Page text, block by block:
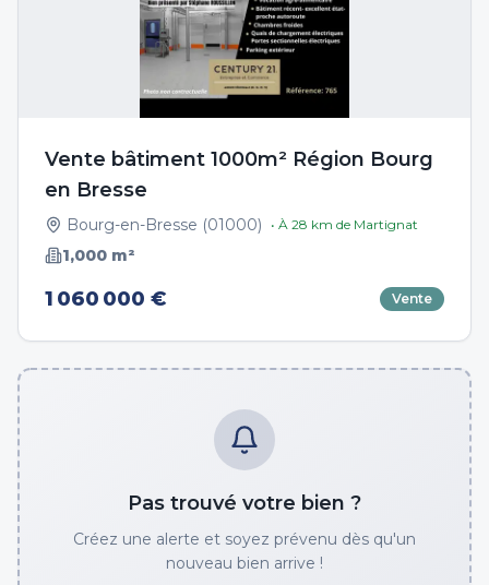
Vente bâtiment 1000m² Région Bourg
en Bresse
Bourg-en-Bresse (01000) • À 28 km de Martignat
1,000 m²
1 060 000 € Vente
Pas trouvé votre bien ?
Créez une alerte et soyez prévenu dès qu'un
nouveau bien arrive !